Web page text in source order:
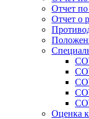
Отчет по
Отчет о
Оценка